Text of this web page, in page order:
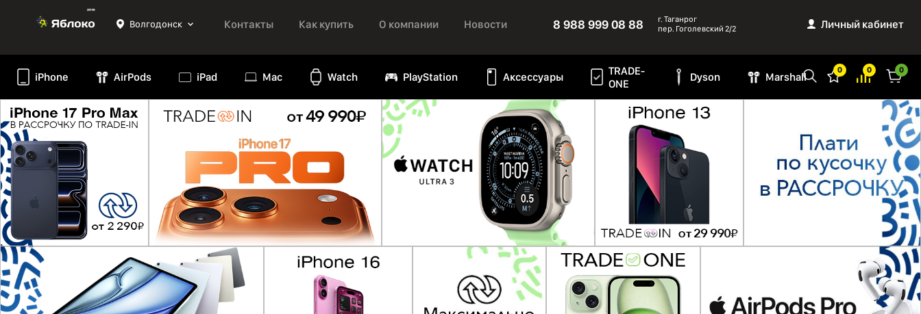
Волгодонск Контакты Как купить О компании Новости 8 988 999 08 88
г. Таганрог
пер. Гоголевский 2/2
Личный кабинет
iPhone AirPods iPad Mac Watch PlayStation Аксессуары
TRADE-
ONE
Dyson Marshall
0 0 0